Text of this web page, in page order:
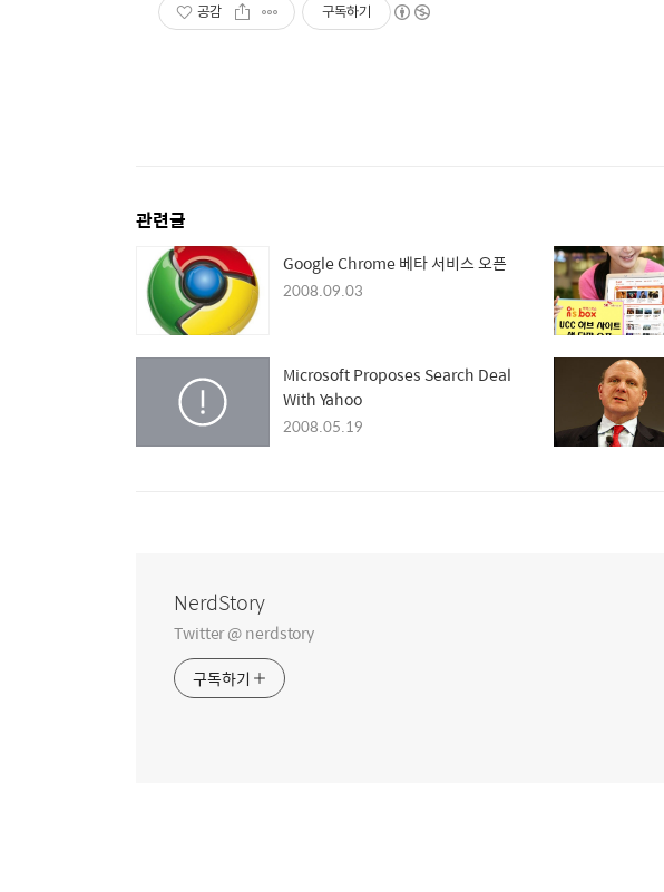
공감 구독하기
관련글
Google Chrome 베타 서비스 오픈
2008.09.03
Microsoft Proposes Search Deal
With Yahoo
2008.05.19
NerdStory
Twitter @ nerdstory
구독하기